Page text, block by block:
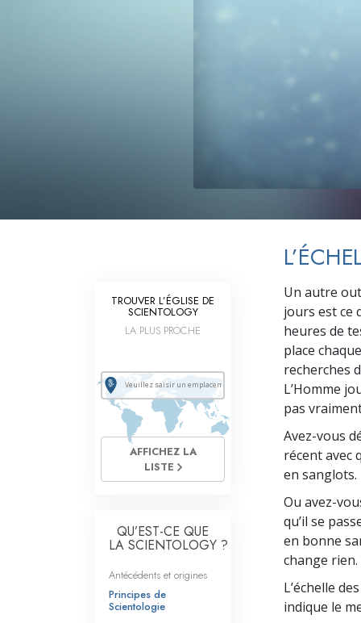
Un autre
jours est ce
heures de
place
recherches
L’Homme
pas
Avez-vous
récent avec
en sanglots.
Ou avez-
qu’il se
en bonne
change
L’échelle
indique le
TROUVER L’ÉGLISE DE
SCIENTOLOGY
LA PLUS PROCHE
AFFICHEZ LA
LISTE
QU’EST-CE QUE
LA SCIENTOLOGY ?
Antécédents et origines
Principes de
Scientologie